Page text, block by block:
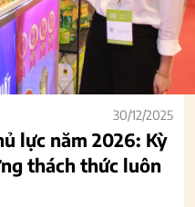
30/12/2025
lực năm 2026: Kỳ
thách thức luôn